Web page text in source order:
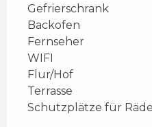
Gefrierschrank
Backofen
Fernseher
WIFI
Flur/Hof
Terrasse
Schutzplätze für